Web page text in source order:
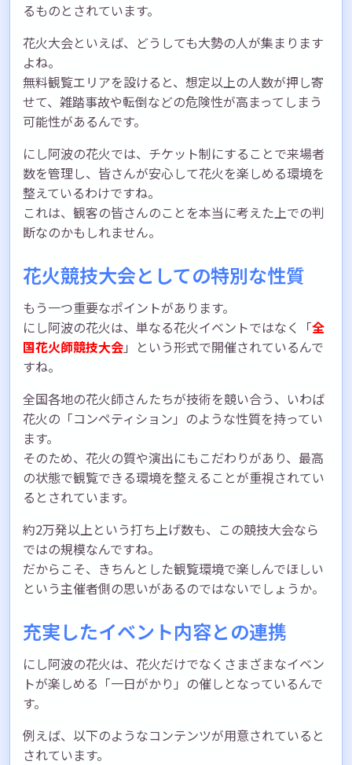
るものとされています。
花火大会といえば、どうしても大勢の人が集まります
よね。
無料観覧エリアを設けると、想定以上の人数が押し寄
せて、雑踏事故や転倒などの危険性が高まってしまう
可能性があるんです。
にし阿波の花火では、チケット制にすることで来場者
数を管理し、皆さんが安心して花火を楽しめる環境を
整えているわけですね。
これは、観客の皆さんのことを本当に考えた上での判
断なのかもしれません。
花火競技大会としての特別な性質
もう一つ重要なポイントがあります。
にし阿波の花火は、単なる花火イベントではなく「全
国花火師競技大会」という形式で開催されているんで
すね。
全国各地の花火師さんたちが技術を競い合う、いわば
花火の「コンペティション」のような性質を持ってい
ます。
そのため、花火の質や演出にもこだわりがあり、最高
の状態で観覧できる環境を整えることが重視されてい
るとされています。
約2万発以上という打ち上げ数も、この競技大会なら
ではの規模なんですね。
だからこそ、きちんとした観覧環境で楽しんでほしい
という主催者側の思いがあるのではないでしょうか。
充実したイベント内容との連携
にし阿波の花火は、花火だけでなくさまざまなイベン
トが楽しめる「一日がかり」の催しとなっているんで
す。
例えば、以下のようなコンテンツが用意されていると
されています。